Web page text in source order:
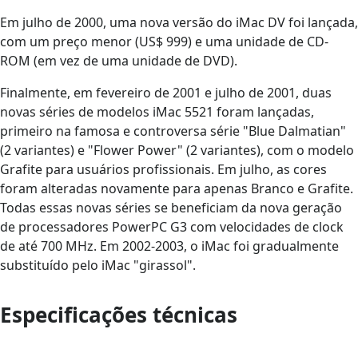
Em julho de 2000, uma nova versão do iMac DV foi lançada,
com um preço menor (US$ 999) e uma unidade de CD-
ROM (em vez de uma unidade de DVD).
Finalmente, em fevereiro de 2001 e julho de 2001, duas
novas séries de modelos iMac 5521 foram lançadas,
primeiro na famosa e controversa série "Blue Dalmatian"
(2 variantes) e "Flower Power" (2 variantes), com o modelo
Grafite para usuários profissionais. Em julho, as cores
foram alteradas novamente para apenas Branco e Grafite.
Todas essas novas séries se beneficiam da nova geração
de processadores PowerPC G3 com velocidades de clock
de até 700 MHz. Em 2002-2003, o iMac foi gradualmente
substituído pelo iMac "girassol".
Especificações técnicas